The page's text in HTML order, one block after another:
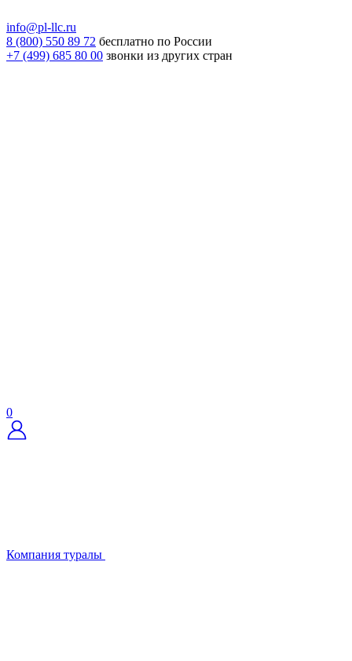
info@pl-llc.ru
8 (800) 550 89 72 бесплатно по России
+7 (499) 685 80 00 звонки из других стран
0
Компания туралы